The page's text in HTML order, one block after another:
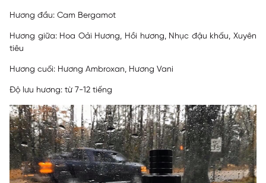
Hương đầu: Cam Bergamot
Hương giữa: Hoa Oải Hương, Hồi hương, Nhục đậu khấu, Xuyên
tiêu
Hương cuối: Hương Ambroxan, Hương Vani
Độ lưu hương: từ 7-12 tiếng